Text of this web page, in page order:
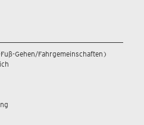
Gehen/Fahrgemeinschaften)